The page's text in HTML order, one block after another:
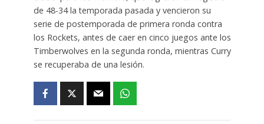
de 48-34 la temporada pasada y vencieron su
serie de postemporada de primera ronda contra
los Rockets, antes de caer en cinco juegos ante los
Timberwolves en la segunda ronda, mientras Curry
se recuperaba de una lesión.